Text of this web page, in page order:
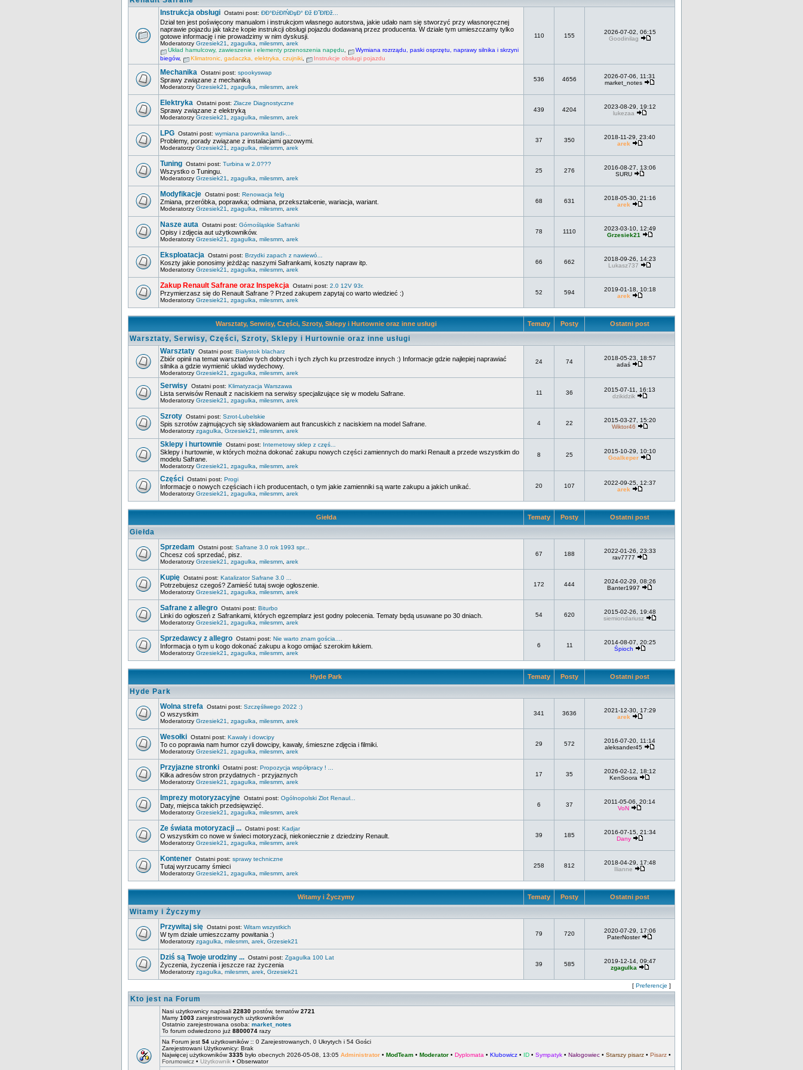
Instrukcja obsługi Ostatni post: ĐĐ°ĐźĐľŃĐşĐ° Đž Đ˝ĐľĐž...
Dział ten jest poświęcony manualom i instrukcjom własnego autorstwa, jakie udało nam się stworzyć przy własnoręcznej
naprawie pojazdu jak także kopie instrukcji obsługi pojazdu dodawaną przez producenta. W dziale tym umieszczamy tylko
gotowe informację i nie prowadzimy w nim dyskusji.
Moderatorzy Grzesiek21 zgagulka milesmm arek
Układ hamulcowy, zawieszenie i elementy przenoszenia napędu
Wymiana rozrządu, paski osprzętu, naprawy silnika i skrzyni
biegów, Klimatronic, gadaczka, elektryka, czujniki Instrukcje obsługi pojazdu
110 155
2026-07-02, 06:15
Goodinilag
Mechanika Ostatni post: spookyswap
Sprawy związane z mechaniką
Moderatorzy Grzesiek21 zgagulka milesmm arek
536 4656
2026-07-06, 11:31
market_notes
Elektryka Ostatni post: Złacze Diagnostyczne
Sprawy związane z elektryką
Moderatorzy Grzesiek21 zgagulka milesmm arek
439 4204
2023-08-29, 19:12
lukezaa
LPG Ostatni post: wymiana parownika landi-...
Problemy, porady związane z instalacjami gazowymi.
Moderatorzy Grzesiek21 zgagulka milesmm arek
37 350
2018-11-29, 23:40
arek
Tuning Ostatni post: Turbina w 2.0???
Wszystko o Tuningu.
Moderatorzy Grzesiek21 zgagulka milesmm arek
25 276
2016-08-27, 13:06
SURU
Modyfikacje Ostatni post: Renowacja felg
Zmiana, przeróbka, poprawka; odmiana, przekształcenie, wariacja, wariant.
Moderatorzy Grzesiek21 zgagulka milesmm arek
68 631
2018-05-30, 21:16
arek
Nasze auta Ostatni post: Górnośląskie Safranki
Opisy i zdjęcia aut użytkowników.
Moderatorzy Grzesiek21 zgagulka milesmm arek
78 1110
2023-03-10, 12:49
Grzesiek21
Eksploatacja Ostatni post: Brzydki zapach z nawiewó...
Koszty jakie ponosimy jeżdżąc naszymi Safrankami, koszty napraw itp.
Moderatorzy Grzesiek21 zgagulka milesmm arek
66 662
2018-09-26, 14:23
Lukasz737
Zakup Renault Safrane oraz Inspekcja Ostatni post: 2.0 12V 93r.
Przymierzasz się do Renault Safrane ? Przed zakupem zapytaj co warto wiedzieć :)
Moderatorzy Grzesiek21 zgagulka milesmm arek
52 594
2019-01-18, 10:18
arek
Warsztaty, Serwisy, Części, Szroty, Sklepy i Hurtownie oraz inne usługi Tematy Posty Ostatni post
Warsztaty, Serwisy, Części, Szroty, Sklepy i Hurtownie oraz inne usługi
Warsztaty Ostatni post: Białystok blacharz
Zbiór opinii na temat warsztatów tych dobrych i tych złych ku przestrodze innych :) Informacje gdzie najlepiej naprawiać
silnika a gdzie wymienić układ wydechowy.
Moderatorzy Grzesiek21 zgagulka milesmm arek
24 74
2018-05-23, 18:57
adaś
Serwisy Ostatni post: Klimatyzacja Warszawa
Lista serwisów Renault z naciskiem na serwisy specjalizujące się w modelu Safrane.
Moderatorzy Grzesiek21 zgagulka milesmm arek
11 36
2015-07-11, 16:13
dzikidzik
Szroty Ostatni post: Szrot-Lubelskie
Spis szrotów zajmujących się składowaniem aut francuskich z naciskiem na model Safrane.
Moderatorzy zgagulka Grzesiek21 milesmm arek
4 22
2015-03-27, 15:20
Wiktor46
Sklepy i hurtownie Ostatni post: Internetowy sklep z częś...
Sklepy i hurtownie, w których można dokonać zakupu nowych części zamiennych do marki Renault a przede wszystkim do
modelu Safrane.
Moderatorzy Grzesiek21 zgagulka milesmm arek
8 25
2015-10-29, 10:10
Goalkeper
Części Ostatni post: Progi
Informacje o nowych częściach i ich producentach, o tym jakie zamienniki są warte zakupu a jakich unikać.
Moderatorzy Grzesiek21 zgagulka milesmm arek
20 107
2022-09-25, 12:37
arek
Giełda Tematy Posty Ostatni post
Giełda
Sprzedam Ostatni post: Safrane 3.0 rok 1993 spr...
Chcesz coś sprzedać, pisz.
Moderatorzy Grzesiek21 zgagulka milesmm arek
67 188
2022-01-26, 23:33
rav7777
Kupię Ostatni post: Katalizator Safrane 3.0 ...
Potrzebujesz czegoś? Zamieść tutaj swoje ogłoszenie.
Moderatorzy Grzesiek21 zgagulka milesmm arek
172 444
2024-02-29, 08:26
Banter1997
Safrane z allegro Ostatni post: Biturbo
Linki do ogłoszeń z Safrankami, których egzemplarz jest godny polecenia. Tematy będą usuwane po 30 dniach.
Moderatorzy Grzesiek21 zgagulka milesmm arek
54 620
2015-02-26, 19:48
siemiondariusz
Sprzedawcy z allegro Ostatni post: Nie warto znam gościa....
Informacja o tym u kogo dokonać zakupu a kogo omijać szerokim łukiem.
Moderatorzy Grzesiek21 zgagulka milesmm arek
6 11
2014-08-07, 20:25
Śpioch
Hyde Park Tematy Posty Ostatni post
Hyde Park
Wolna strefa Ostatni post: Szczęśliwego 2022 :)
O wszystkim
Moderatorzy Grzesiek21 zgagulka milesmm arek
341 3636
2021-12-30, 17:29
arek
Wesołki Ostatni post: Kawały i dowcipy
To co poprawia nam humor czyli dowcipy, kawały, śmieszne zdjęcia i filmiki.
Moderatorzy Grzesiek21 zgagulka milesmm arek
29 572
2016-07-20, 11:14
aleksander45
Przyjazne stronki Ostatni post: Propozycja współpracy ! ...
Kilka adresów stron przydatnych - przyjaznych
Moderatorzy Grzesiek21 zgagulka milesmm arek
17 35
2026-02-12, 18:12
KenSoora
Imprezy motoryzacyjne Ostatni post: Ogólnopolski Zlot Renaul...
Daty, miejsca takich przedsięwzięć.
Moderatorzy Grzesiek21 zgagulka milesmm arek
6 37
2011-05-06, 20:14
VoN
Ze świata motoryzacji ... Ostatni post: Kadjar
O wszystkim co nowe w świeci motoryzacji, niekoniecznie z dziedziny Renault.
Moderatorzy Grzesiek21 zgagulka milesmm arek
39 185
2016-07-15, 21:34
Dany
Kontener Ostatni post: sprawy techniczne
Tutaj wyrzucamy śmieci
Moderatorzy Grzesiek21 zgagulka milesmm arek
258 812
2018-04-29, 17:48
Ilianne
Witamy i Życzymy Tematy Posty Ostatni post
Witamy i Życzymy
Przywitaj się Ostatni post: Witam wszystkich
W tym dziale umieszczamy powitania :)
Moderatorzy zgagulka milesmm arek Grzesiek21
79 720
2020-07-29, 17:06
PaterNoster
Dziś są Twoje urodziny ... Ostatni post: Zgagulka 100 Lat
Życzenia, życzenia i jeszcze raz życzenia
Moderatorzy zgagulka milesmm arek Grzesiek21
39 585
2019-12-14, 09:47
zgagulka
[ Preferencje ]
Kto jest na Forum
Nasi użytkownicy napisali 22830 postów, tematów2721
Mamy 1003 zarejestrowanych użytkowników
Ostatnio zarejestrowana osoba: market_notes
To forum odwiedzono już 8800074 razy
Na Forum jest 54 użytkowników :: 0 Zarejestrowanych, 0 Ukrytych i 54 Gości
Zarejestrowani Użytkownicy: Brak
Najwięcej użytkowników3335 było obecnych 2026-05-08, 13:05 Administrator • ModTeam • Moderator • Dyplomata • Klubowicz • ID • Sympatyk • Nałogowiec • Starszy pisarz • Pisarz •
Forumowicz • Użytkownik • Obserwator